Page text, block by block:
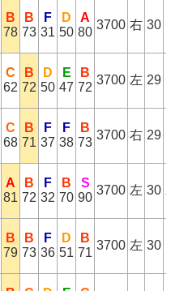
B
78
B
73
F
31
D
50
A
80
3700 右 30
C
62
B
72
D
50
E
47
B
72
3700 左 29
C
68
B
71
F
37
F
38
B
73
3700 右 29
A
81
B
72
F
32
B
70
S
90
3700 左 30
B
79
B
73
F
36
D
51
B
71
3700 左 30